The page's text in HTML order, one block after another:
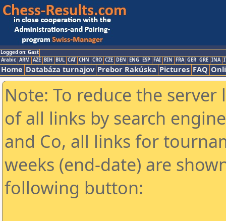
Logged on: Gast
Arabic ARM AZE BIH BUL CAT CHN CRO CZE DEN ENG ESP FAI FIN FRA GER GRE INA
Home Databáza turnajov Prebor Rakúska Pictures FAQ
Note: To reduce the
of all links by search
and Co, all links for
weeks (end-date) are
following button: